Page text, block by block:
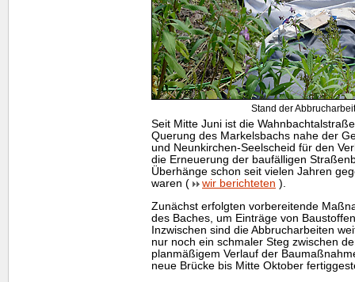
Stand der
Seit Mitte Juni ist die
Querung des Markelsbachs nahe der
und Neunkirchen-Seelscheid für den
die Erneuerung der baufälligen
Überhänge schon seit vielen Jahren
waren (
wir berichteten ).
Zunächst erfolgten vorbereitende
des Baches, um Einträge von
Inzwischen sind die Abbrucharbeiten
nur noch ein schmaler Steg zwischen
planmäßigem Verlauf der
neue Brücke bis Mitte Oktober